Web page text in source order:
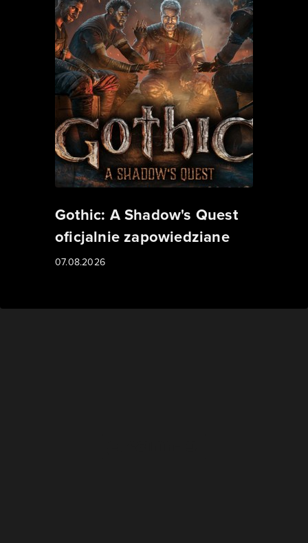
Gothic: A Shadow's Quest
oficjalnie zapowiedziane
07.08.2026